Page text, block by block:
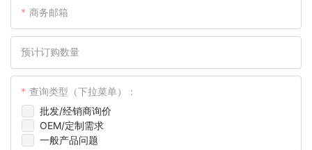
商务邮箱
预计订购数量
批发/经销商询价
OEM/定制需求
一般产品问题
查询类型（下拉菜单）：